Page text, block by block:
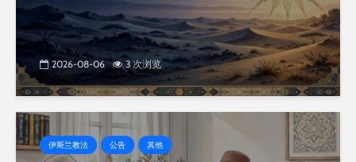
2026-08-06 3 次浏览
伊斯兰教法 公告 其他